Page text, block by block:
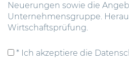
Neuerungen sowie die
Unternehmensgruppe.
Wirtschaftsprüfung.
* Ich akzeptiere die